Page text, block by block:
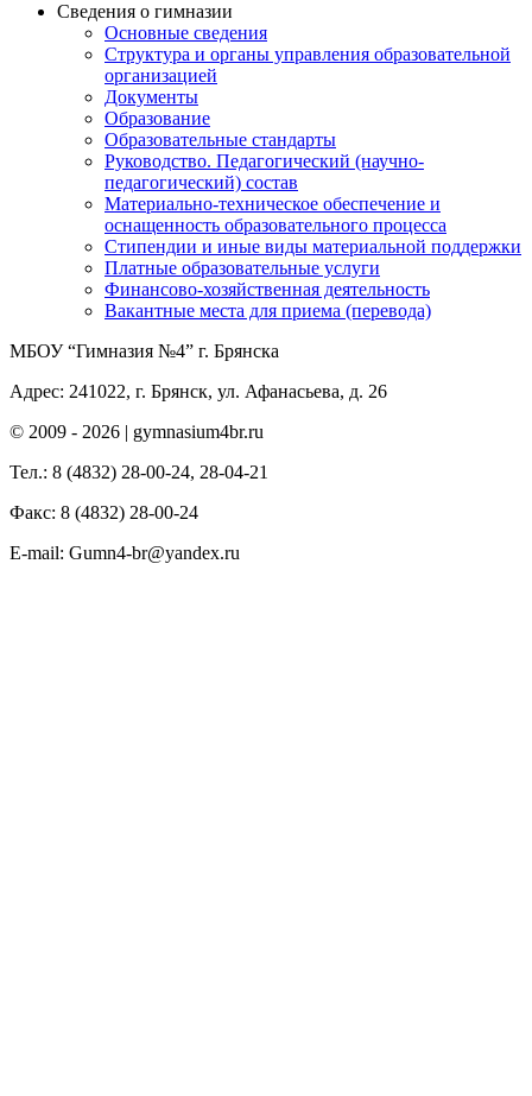
Сведения о гимназии
Основные сведения
Структура и органы управления образовательной
организацией
Документы
Образование
Образовательные стандарты
Руководство. Педагогический (научно-
педагогический) состав
Материально-техническое обеспечение и
оснащенность образовательного процесса
Стипендии и иные виды материальной поддержки
Платные образовательные услуги
Финансово-хозяйственная деятельность
Вакантные места для приема (перевода)
МБОУ “Гимназия №4” г. Брянска
Адрес: 241022, г. Брянск, ул. Афанасьева, д. 26
© 2009 - 2026 | gymnasium4br.ru
Тел.: 8 (4832) 28-00-24, 28-04-21
Факс: 8 (4832) 28-00-24
E-mail: Gumn4-br@yandex.ru